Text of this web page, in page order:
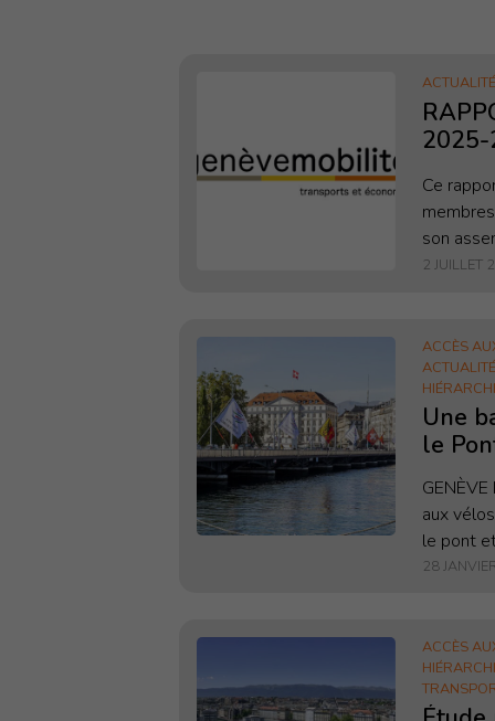
Ce
son
2026, a
2 JUILLET
ACCÈS
Une
le
vélo ?
aux
le pont
nœuds
28
ACCÈS